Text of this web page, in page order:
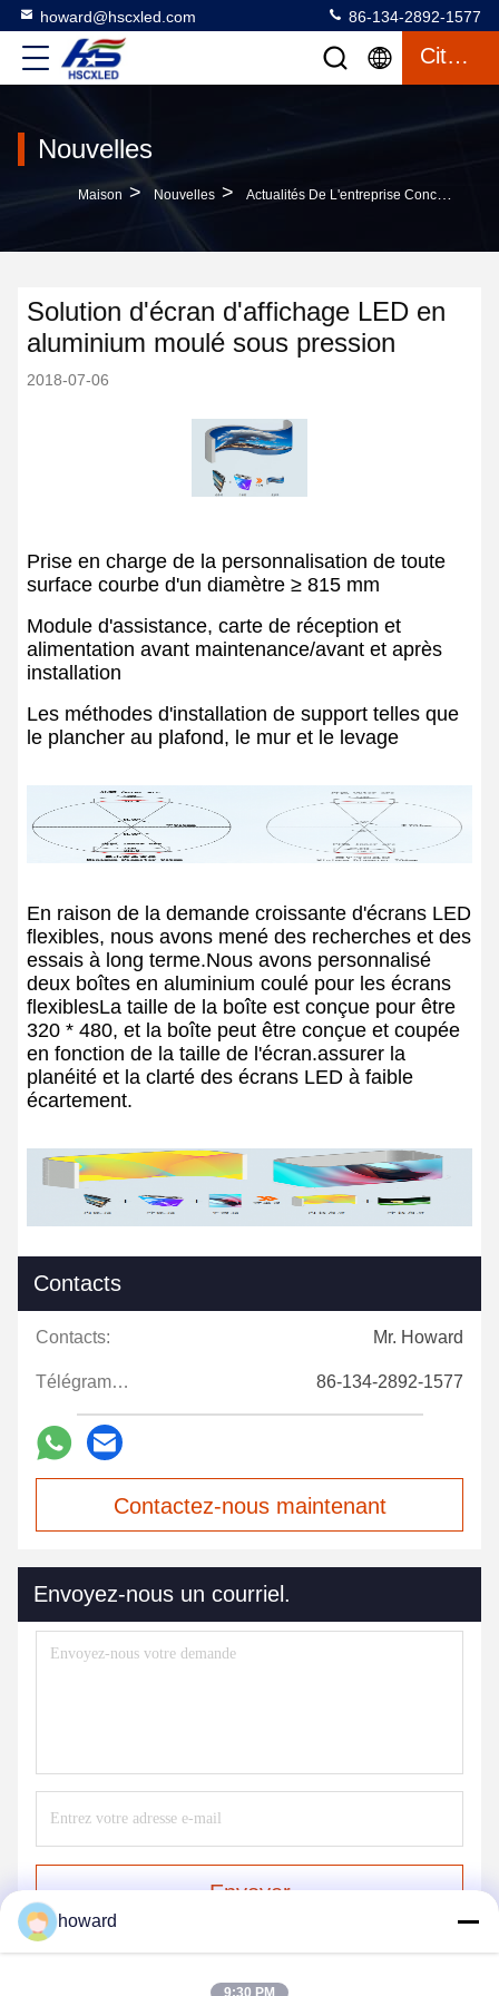
howard@hscxled.com 86-134-2892-1577
Citation
Nouvelles
Maison > Nouvelles > Actualités De L'entreprise Concernant Solution D'écran D'affichage LED En Aluminium Moulé Sous Pression
Solution d'écran d'affichage LED en
aluminium moulé sous pression
2018-07-06
Prise en charge de la personnalisation de toute
surface courbe d'un diamètre ≥ 815 mm
Module d'assistance, carte de réception et
alimentation avant maintenance/avant et après
installation
Les méthodes d'installation de support telles que
le plancher au plafond, le mur et le levage
En raison de la demande croissante d'écrans LED
flexibles, nous avons mené des recherches et des
essais à long terme.Nous avons personnalisé
deux boîtes en aluminium coulé pour les écrans
flexiblesLa taille de la boîte est conçue pour être
320 * 480, et la boîte peut être conçue et coupée
en fonction de la taille de l'écran.assurer la
planéité et la clarté des écrans LED à faible
écartement.
Contacts
Contacts: Mr. Howard
Télégramme: 86-134-2892-1577
Contactez-nous maintenant
Envoyez-nous un courriel.
Envoyer
howard
9:30 PM